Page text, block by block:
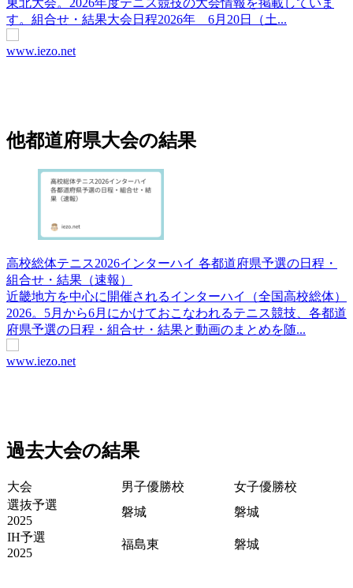
す。組合せ・結果大会日程2026年 6月20日（土...
www.iezo.net
他都道府県大会の結果
高校総体テニス2026インターハイ 各都道府県予選の日程・
組合せ・結果（速報）
近畿地方を中心に開催されるインターハイ（全国高校総体）
2026。5月から6月にかけておこなわれるテニス競技、各都道
府県予選の日程・組合せ・結果と動画のまとめを随...
www.iezo.net
過去大会の結果
大会 男子優勝校
女子優勝校
選抜予選
2025
磐城
磐城
IH予選
2025
福島東 磐城